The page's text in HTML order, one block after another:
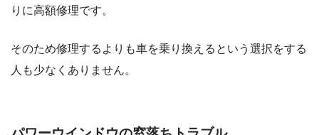
りに高額修理です。
そのため修理するよりも車を乗り換えるという選択をする
人も少なくありません。